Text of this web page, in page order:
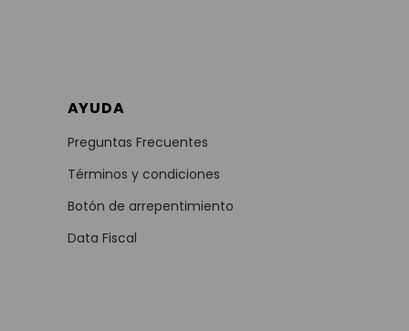
AYUDA
Preguntas Frecuentes
Términos y condiciones
Botón de arrepentimiento
Data Fiscal